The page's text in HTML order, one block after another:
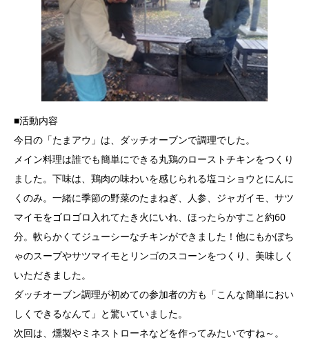
■活動内容
今日の「たまアウ」は、ダッチオーブンで調理でした。
メイン料理は誰でも簡単にできる丸鶏のローストチキンをつくり
ました。下味は、鶏肉の味わいを感じられる塩コショウとにんに
くのみ。一緒に季節の野菜のたまねぎ、人参、ジャガイモ、サツ
マイモをゴロゴロ入れてたき火にいれ、ほったらかすこと約60
分。軟らかくてジューシーなチキンができました！他にもかぼち
ゃのスープやサツマイモとリンゴのスコーンをつくり、美味しく
いただきました。
ダッチオーブン調理が初めての参加者の方も「こんな簡単におい
しくできるなんて」と驚いていました。
次回は、燻製やミネストローネなどを作ってみたいですね～。